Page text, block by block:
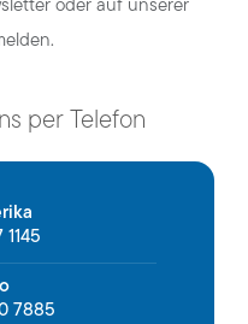
per Telefon
7885